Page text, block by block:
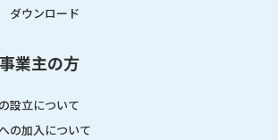
ダウンロード
業主の方
設立について
の加入について